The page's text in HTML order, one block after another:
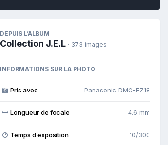
DEPUIS L’ALBUM
Collection J.E.L · 373 images
INFORMATIONS SUR LA PHOTO
Pris avec Panasonic DMC-FZ18
Longueur de focale 4.6 mm
Temps d’exposition 10/300